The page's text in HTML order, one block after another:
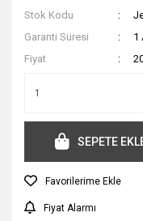
Stok Kodu
Garanti Süresi
1
Fiyat
SEPETE
Fiyat Alarmı